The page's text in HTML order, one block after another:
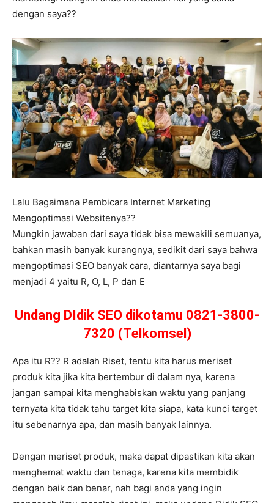
dengan saya??
Lalu Bagaimana Pembicara Internet Marketing
Mengoptimasi Websitenya??
Mungkin jawaban dari saya tidak bisa mewakili semuanya,
bahkan masih banyak kurangnya, sedikit dari saya bahwa
mengoptimasi SEO banyak cara, diantarnya saya bagi
menjadi 4 yaitu R, O, L, P dan E
Undang DIdik SEO dikotamu 0821-3800-
7320 (Telkomsel)
Apa itu R?? R adalah Riset, tentu kita harus meriset
produk kita jika kita bertembur di dalam nya, karena
jangan sampai kita menghabiskan waktu yang panjang
ternyata kita tidak tahu target kita siapa, kata kunci target
itu sebenarnya apa, dan masih banyak lainnya.
Dengan meriset produk, maka dapat dipastikan kita akan
menghemat waktu dan tenaga, karena kita membidik
dengan baik dan benar, nah bagi anda yang ingin